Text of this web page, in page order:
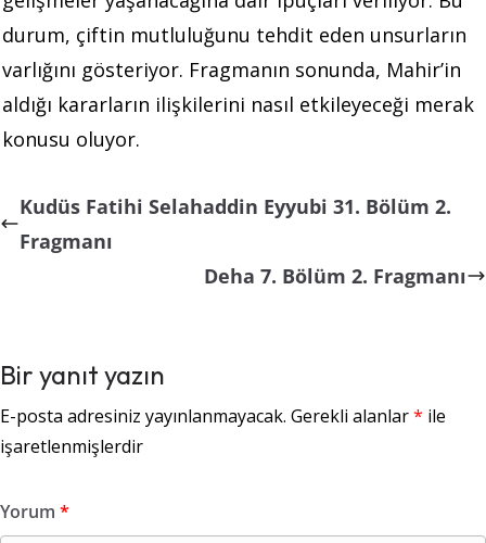
durum, çiftin mutluluğunu tehdit eden unsurların
varlığını gösteriyor. Fragmanın sonunda, Mahir’in
aldığı kararların ilişkilerini nasıl etkileyeceği merak
konusu oluyor.
Kudüs Fatihi Selahaddin Eyyubi 31. Bölüm 2.
Fragmanı
Deha 7. Bölüm 2. Fragmanı
Bir yanıt yazın
E-posta adresiniz yayınlanmayacak. Gerekli alanlar* ile
işaretlenmişlerdir
Yorum *